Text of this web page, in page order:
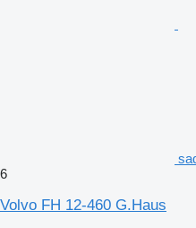
6
Volvo FH 12-460 G.Haus